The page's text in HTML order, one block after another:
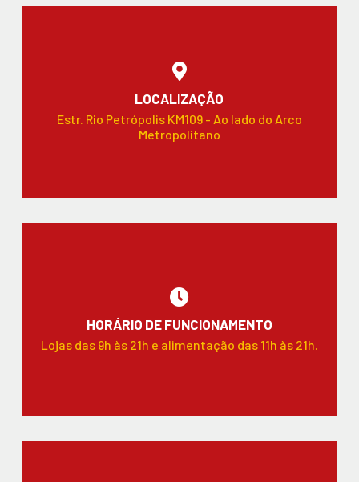
LOCALIZAÇÃO
Estr. Rio Petrópolis KM109 - Ao lado do Arco
Metropolitano
HORÁRIO DE FUNCIONAMENTO
Lojas das 9h às 21h e alimentação das 11h às 21h.